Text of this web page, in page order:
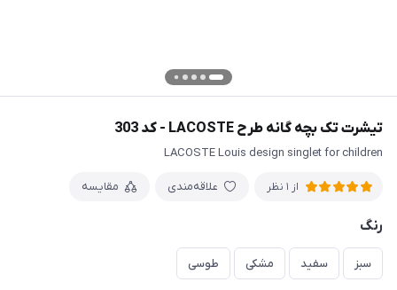
تیشرت تک بچه گانه طرح LACOSTE - کد 303
LACOSTE Louis design singlet for children
از 1 نظر علاقه‌مندی مقایسه
رنگ
سبز سفید مشکی طوسی